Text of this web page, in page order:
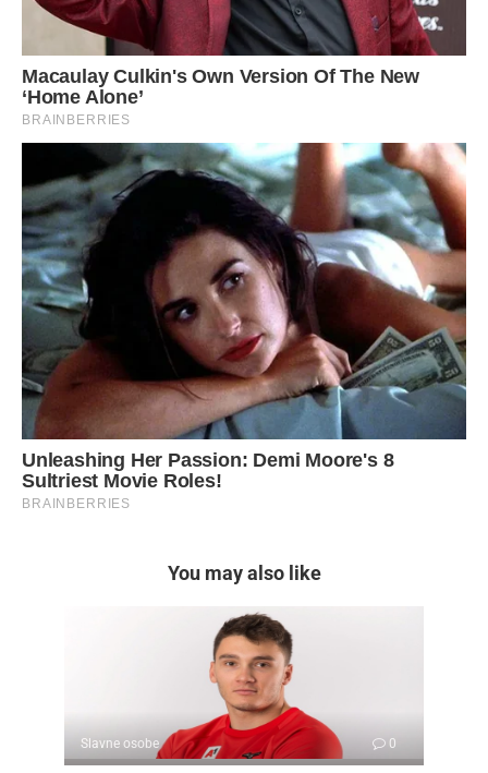
You may also like
Slavne osobe 0